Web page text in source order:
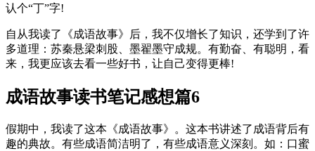
认个“丁”字!
自从我读了《成语故事》后，我不仅增长了知识，还学到了许
多道理：苏秦悬梁刺股、墨翟墨守成规。有勤奋、有聪明，看
来，我更应该去看一些好书，让自己变得更棒!
成语故事读书笔记感想篇6
假期中，我读了这本《成语故事》。这本书讲述了成语背后有
趣的典故。有些成语简洁明了，有些成语意义深刻。如：口蜜